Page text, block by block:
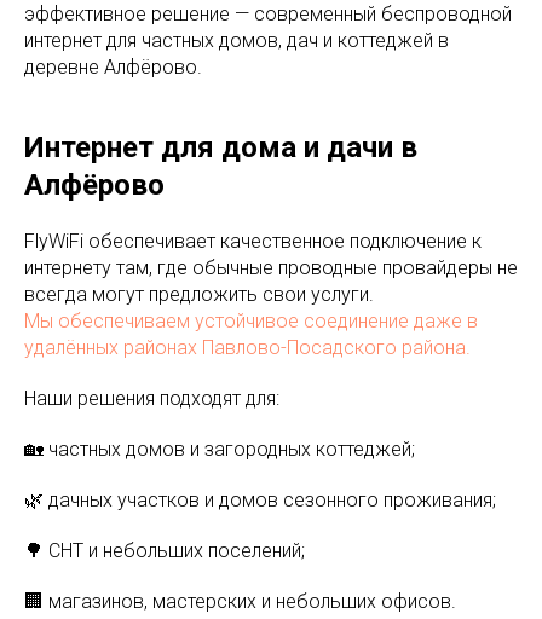
эффективное решение — современный беспроводной
интернет для частных домов, дач и коттеджей в
деревне Алфёрово.
Интернет для дома и дачи в
Алфёрово
FlyWiFi обеспечивает качественное подключение к
интернету там, где обычные проводные провайдеры не
всегда могут предложить свои услуги.
Мы обеспечиваем устойчивое соединение даже в
удалённых районах Павлово-Посадского района.
Наши решения подходят для:
🏡 частных домов и загородных коттеджей;
🌿 дачных участков и домов сезонного проживания;
🌳 СНТ и небольших поселений;
🏢 магазинов, мастерских и небольших офисов.